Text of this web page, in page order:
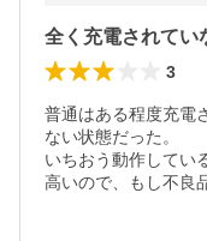
全く充電されてい
3
普通はある程度充電
ない状態だった。
いちおう動作してい
高いので、もし不良